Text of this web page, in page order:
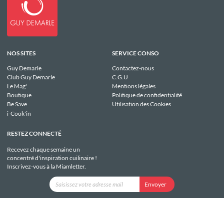
NOS SITES
Guy Demarle
Club Guy Demarle
Le Mag'
Boutique
Be Save
i-Cook'in
SERVICE CONSO
Contactez-nous
C.G.U
Mentions légales
Politique de confidentialité
Utilisation des Cookies
RESTEZ CONNECTÉ
Recevez chaque semaine un
concentré d'inspiration cuilinaire !
Inscrivez-vous à la Miamletter.